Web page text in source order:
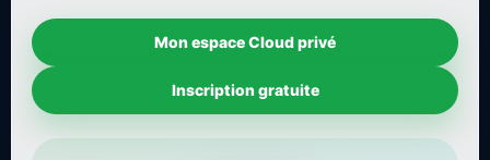
Mon espace Cloud privé
Inscription gratuite